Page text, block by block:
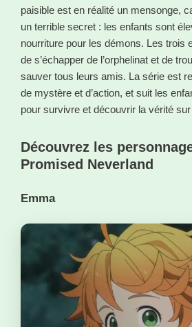
paisible est en réalité un mensonge,
un terrible secret : les enfants sont
nourriture pour les démons. Les trois
de s’échapper de l’orphelinat et de
sauver tous leurs amis. La série est
de mystère et d’action, et suit les
pour survivre et découvrir la vérité
Découvrez les
Promised Neverland
Emma